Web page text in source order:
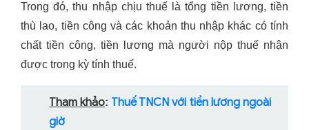
Trong đó, thu nhập chịu thuế là tổng tiền lương, tiền
thù lao, tiền công và các khoản thu nhập khác có tính
chất tiền công, tiền lương mà người nộp thuế nhận
được trong kỳ tính thuế.
Tham khảo: Thuế TNCN với tiền lương ngoài
giờ